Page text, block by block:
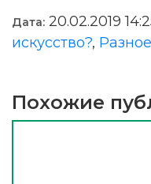
Дата: 20.02.2019
искусство?, Разное
Похожие